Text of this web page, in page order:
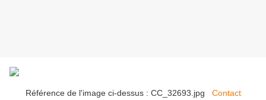
Référence de l'image ci-dessus : CC_32693.jpg Contact